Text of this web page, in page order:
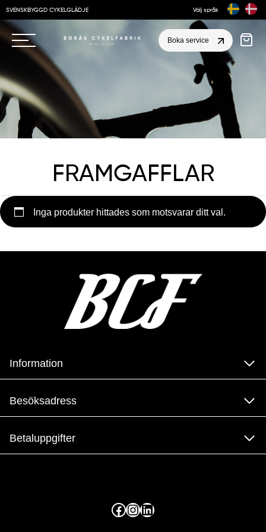
SVENSKBYGGD CYKELGLÄDJE Välj språk
Boka service
FRAMGAFFLAR
Inga produkter hittades som motsvarar ditt val.
Information
Besöksadress
Betaluppgifter
Facebook
Instagram
LinkedIn